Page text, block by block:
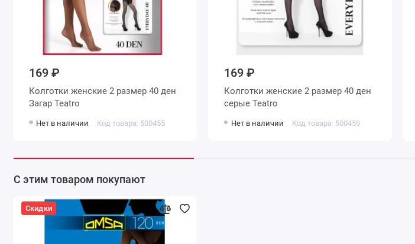
169 ₽
Колготки женские 2 размер 40 ден
Загар Teatro
Нет в наличии Код товара: 500455
169 ₽
Колготки женские 2 размер 40 ден
серые Teatro
Нет в наличии Код товара: 500459
С этим товаром покупают
Скидки